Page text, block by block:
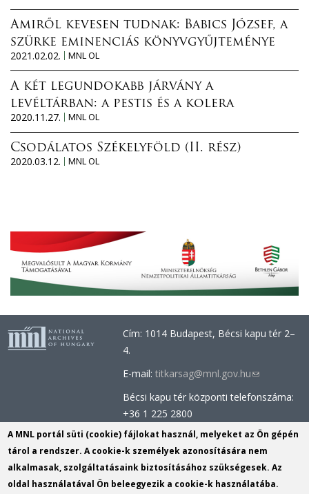
Amiről kevesen tudnak: Babics József, a
szürke eminenciás könyvgyűjteménye
2021.02.02.
MNL OL
A két legundokabb járvány a
levéltárban: a pestis és a kolera
2020.11.27.
MNL OL
Csodálatos Székelyföld (II. rész)
2020.03.12.
MNL OL
Cím: 1014 Budapest, Bécsi kapu tér 2–
4.
E-mail:titkarsag@mnl.gov.hu(link
sends
mail)
Bécsi kapu tér központi telefonszáma:
+36 1 225 2800
Óbudai épület központi telefonszáma:
+36 1 437 0660
Információs Iroda (Kutatószolgálat):
info@mnl.gov.hu(link
A MNL portál süti (cookie) fájlokat használ, melyeket az Ön gépén
tárol a rendszer. A cookie-k személyek azonosítására nem
alkalmasak, szolgáltatásaink biztosításához szükségesek. Az
oldal használatával Ön beleegyezik a cookie-k használatába.